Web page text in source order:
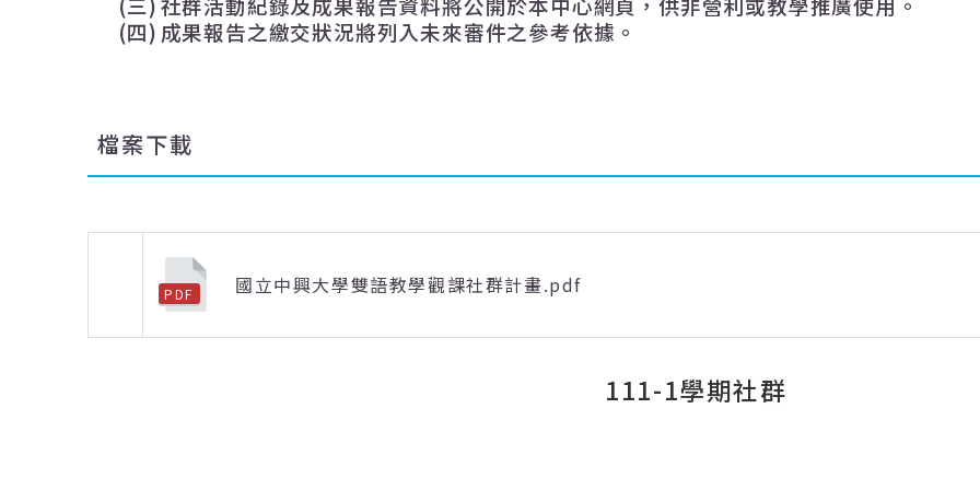
(四) 成果報告之繳交狀況將列入未來審件之參考依據。
檔案下載
上一則
PDF 國立中興大學雙語教學觀課社群計畫.pdf
111-1學期社群